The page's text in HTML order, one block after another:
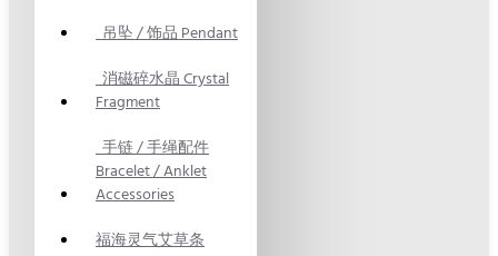
吊坠 / 饰品 Pendant
消磁碎水晶 Crystal
Fragment
手链 / 手绳配件
Bracelet / Anklet
Accessories
福海灵气艾草条